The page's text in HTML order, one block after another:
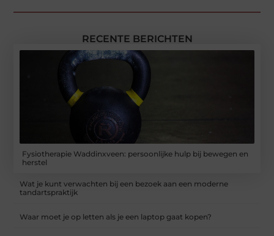
RECENTE BERICHTEN
Fysiotherapie Waddinxveen: persoonlijke hulp bij bewegen en
herstel
Wat je kunt verwachten bij een bezoek aan een moderne
tandartspraktijk
Waar moet je op letten als je een laptop gaat kopen?